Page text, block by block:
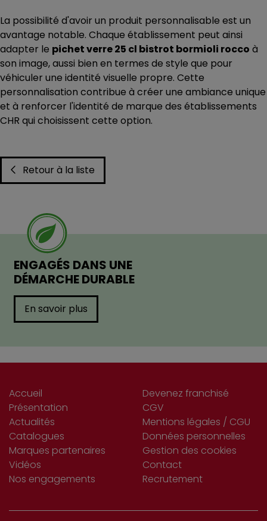
La possibilité d'avoir un produit personnalisable est un
avantage notable. Chaque établissement peut ainsi
adapter le pichet verre 25 cl bistrot bormioli rocco à
son image, aussi bien en termes de style que pour
véhiculer une identité visuelle propre. Cette
personnalisation contribue à créer une ambiance unique
et à renforcer l'identité de marque des établissements
CHR qui choisissent cette option.
Retour à la liste
ENGAGÉS DANS UNE
DÉMARCHE DURABLE
En savoir plus
Accueil
Présentation
Actualités
Catalogues
Marques partenaires
Vidéos
Nos engagements
Devenez franchisé
CGV
Mentions légales / CGU
Données personnelles
Gestion des cookies
Contact
Recrutement